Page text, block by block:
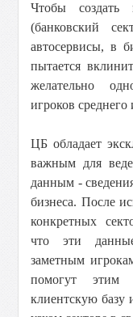
Чтобы
(банковский
автосервисы, в
пытается
желательно
игроков среднего
ЦБ обладает
важным для
данным -
бизнеса. После
конкретных
что эти
заметным
помогут этим
клиентскую базу